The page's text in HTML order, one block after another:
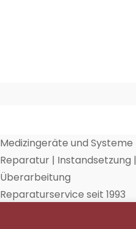
Medizingeräte und Systeme
Reparatur | Instandsetzung |
Überarbeitung
Reparaturservice seit 1993